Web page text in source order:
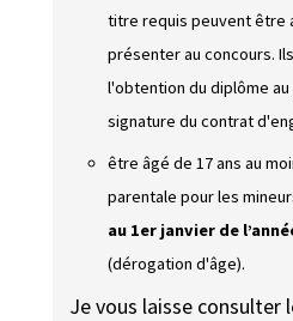
titre requis peuvent être
présenter au concours.
l'obtention du diplôme
signature du contrat
être âgé de 17 ans au
parentale pour les
au 1er janvier de
(dérogation d'âge).
Je vous laisse consulter